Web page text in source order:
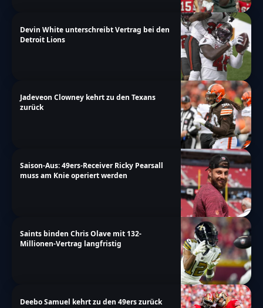
Devin White unterschreibt Vertrag bei den
Detroit Lions
Jadeveon Clowney kehrt zu den Texans
zurück
Saison-Aus: 49ers-Receiver Ricky Pearsall
muss am Knie operiert werden
Saints binden Chris Olave mit 132-
Millionen-Vertrag langfristig
Deebo Samuel kehrt zu den 49ers zurück